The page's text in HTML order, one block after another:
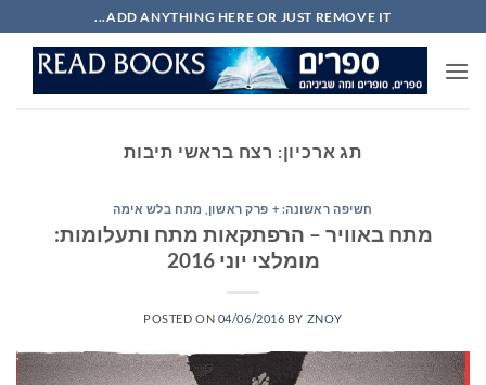
to
content
ADD ANYTHING HERE OR JUST REMOVE IT...
תג ארכיון: רצח בראשי תיבות
חשיפה ראשונה: + פרק ראשון מתח בלש אימה
מתח באוויר – הרפתקאות מתח ותעלומות:
מומלצי יוני 2016
POSTED ON 04/06/2016 BY ZNOY